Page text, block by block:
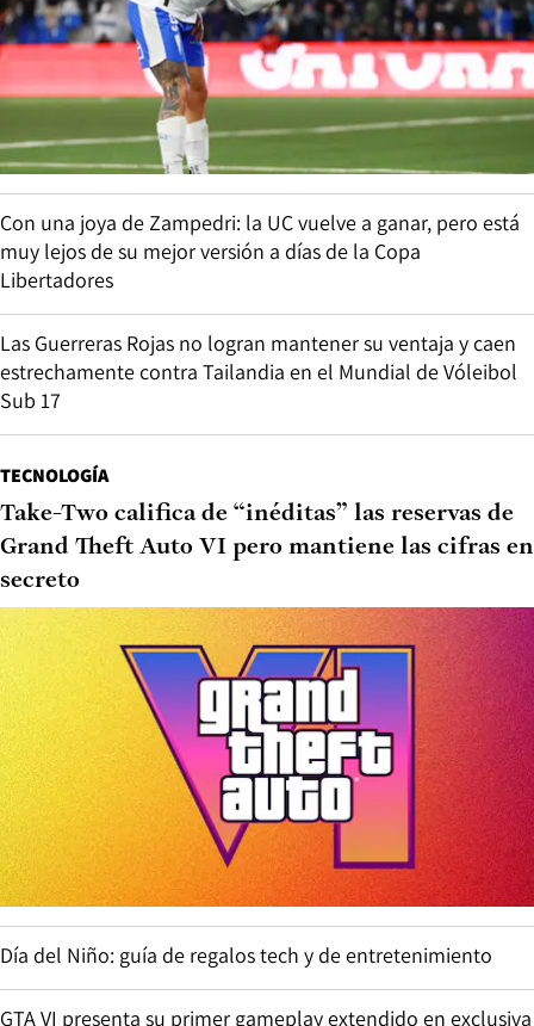
Con una joya de Zampedri: la UC vuelve a ganar, pero está
muy lejos de su mejor versión a días de la Copa
Libertadores
Las Guerreras Rojas no logran mantener su ventaja y caen
estrechamente contra Tailandia en el Mundial de Vóleibol
Sub 17
TECNOLOGÍA
Take-Two califica de “inéditas” las reservas de
Grand Theft Auto VI pero mantiene las cifras en
secreto
Día del Niño: guía de regalos tech y de entretenimiento
GTA VI presenta su primer gameplay extendido en exclusiva